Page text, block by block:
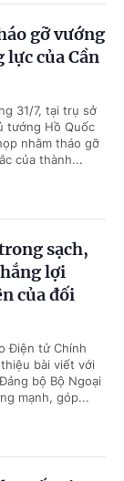
gỡ vướng
lực của Cần
31/7, tại trụ sở
tướng Hồ Quốc
nhằm tháo gỡ
của thành...
sạch,
lợi
của đối
Điện tử Chính
bài viết với
bộ Bộ Ngoại
mạnh, góp...